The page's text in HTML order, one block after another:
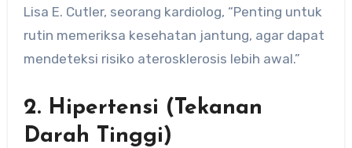
Lisa E. Cutler, seorang kardiolog, “Penting untuk
rutin memeriksa kesehatan jantung, agar dapat
mendeteksi risiko aterosklerosis lebih awal.”
2. Hipertensi (Tekanan
Darah Tinggi)